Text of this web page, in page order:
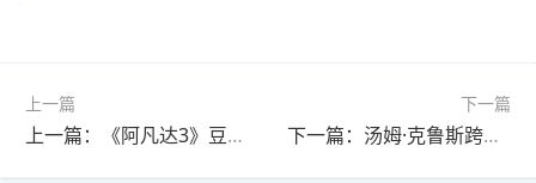
上一篇
上一篇：《阿凡达3》豆瓣7.6分票房破十亿 视觉特效震撼
下一篇
下一篇：汤姆·克鲁斯跨界摄影师 《星战》水下光剑对决实拍